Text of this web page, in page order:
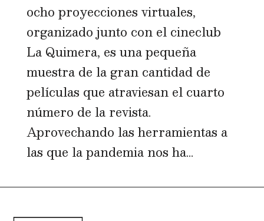
ocho proyecciones virtuales,
organizado junto con el cineclub
La Quimera, es una pequeña
muestra de la gran cantidad de
películas que atraviesan el cuarto
número de la revista.
Aprovechando las herramientas a
las que la pandemia nos ha...